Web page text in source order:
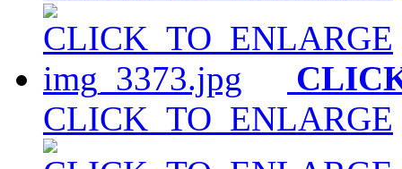
CLICK_TO_ENLARGE